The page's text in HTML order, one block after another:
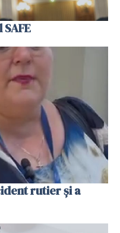
rutier și a